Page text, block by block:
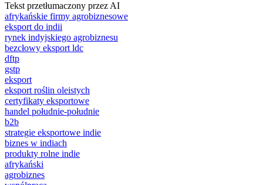
Tekst przetłumaczony przez AI
afrykańskie firmy agrobiznesowe
eksport do indii
rynek indyjskiego agrobiznesu
bezcłowy eksport ldc
dftp
gstp
eksport
eksport roślin oleistych
certyfikaty eksportowe
handel południe-południe
b2b
strategie eksportowe indie
biznes w indiach
produkty rolne indie
afrykański
agrobiznes